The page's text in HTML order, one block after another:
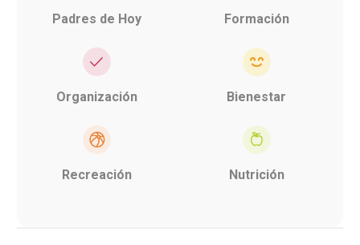
Padres de Hoy Formación
Organización Bienestar
Recreación Nutrición